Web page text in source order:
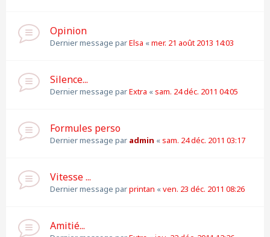
Opinion
Dernier message parElsa «mer. 21 août 2013 14:03
Silence...
Dernier message parExtra «sam. 24 déc. 2011 04:05
Formules perso
Dernier message par admin «sam. 24 déc. 2011 03:17
Vitesse ...
Dernier message parprintan «ven. 23 déc. 2011 08:26
Amitié...